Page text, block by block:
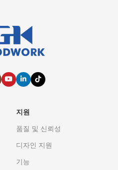
지원
품질 및 신뢰성
디자인 지원
기능